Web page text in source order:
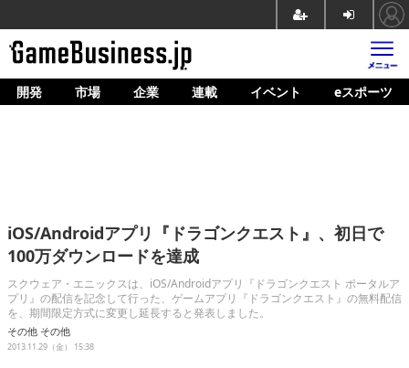
ホーム
企業動向
人材育成
産業政策
連載
開発 市場 企業 連載 イベント eスポーツ
iOS/Androidアプリ『ドラゴンクエスト』、初日で
100万ダウンロードを達成
スクウェア・エニックスは、iOS/Androidアプリ『ドラゴンクエスト ポータルア
プリ』の配信を記念して行った、ゲームアプリ『ドラゴンクエスト』の無料配信
を、期間限定方式に変更し延長すると発表しました。
その他 その他
2013.11.29（金） 15:38